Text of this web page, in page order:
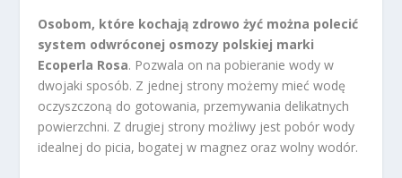
Osobom, które kochają zdrowo żyć można polecić
system odwróconej osmozy polskiej marki
Ecoperla Rosa. Pozwala on na pobieranie wody w
dwojaki sposób. Z jednej strony możemy mieć wodę
oczyszczoną do gotowania, przemywania delikatnych
powierzchni. Z drugiej strony możliwy jest pobór wody
idealnej do picia, bogatej w magnez oraz wolny wodór.